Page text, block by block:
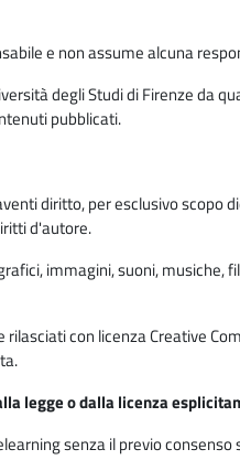
e non assume alcuna
degli Studi di Firenze da
pubblicati.
diritto, per esclusivo scopo
d'autore.
immagini, suoni, musiche,
con licenza Creative
legge o dalla licenza
senza il previo